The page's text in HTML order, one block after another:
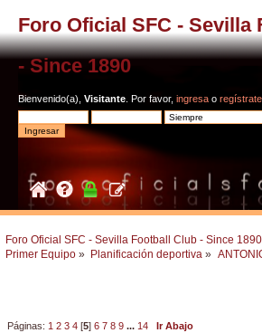
Foro Oficial SFC - Sevilla
- Since 1890
Bienvenido(a), Visitante . Por favor, ingresa o regístrate
Foro Oficial SFC - Sevilla Football Club - Since 1890
Primer Equipo » Planificación deportiva »
Páginas: 1 2 3 4 [5]6 7 8 9 ... 14 Ir Abajo